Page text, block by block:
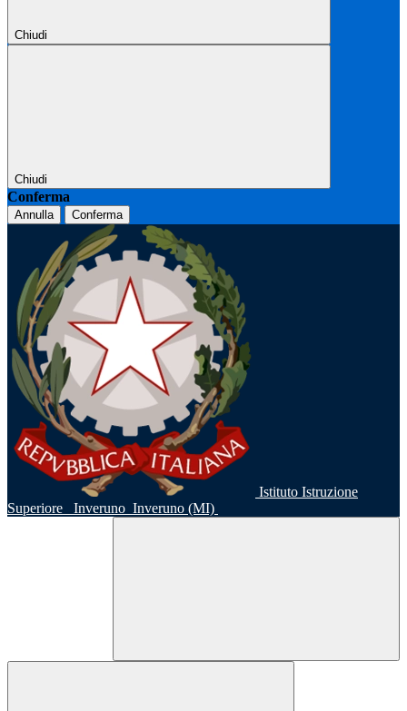
Chiudi
Chiudi
Conferma
Annulla Conferma
Istituto Istruzione
Superiore
Inveruno Inveruno (MI)